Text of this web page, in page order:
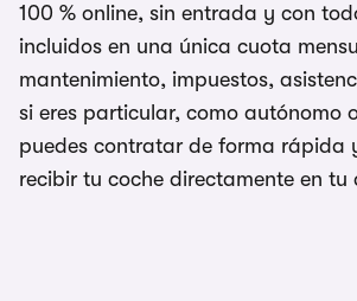
100 % online, sin entrada y con
incluidos en una única cuota
mantenimiento, impuestos,
si eres particular, como autónomo
puedes contratar de forma rápida
recibir tu coche directamente en tu